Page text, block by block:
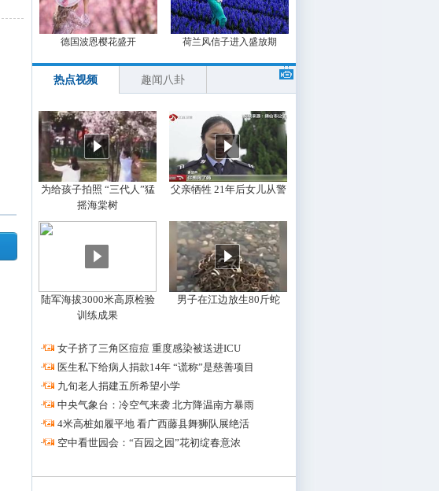
德国波恩樱花盛开 荷兰风信子进入盛放期
热点视频 趣闻八卦
为给孩子拍照 “三代人”猛
摇海棠树
父亲牺牲 21年后女儿从警
陆军海拔3000米高原检验
训练成果
男子在江边放生80斤蛇
·
女子挤了三角区痘痘 重度感染被送进ICU
·
医生私下给病人捐款14年 “谎称”是慈善项目
·
九旬老人捐建五所希望小学
·
中央气象台：冷空气来袭 北方降温南方暴雨
·
4米高桩如履平地 看广西藤县舞狮队展绝活
·
空中看世园会：“百园之园”花初绽春意浓